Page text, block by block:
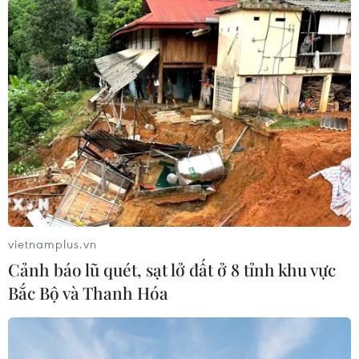
#Truy nã
#Tội phạm hình sự #Hình sự
#Công an
#Vụ án
#Phạm pháp #Pháp luật
#Pháp đình
#Xã hội
#An ninh xã hội #Chính trị
#VietnamPlus
Anh
Theo dõi VietnamPlus
TIN LIÊN QUAN
vietnamplus.vn
Cảnh báo lũ quét, sạt lở đất ở 8 tỉnh khu vực
Bắc Bộ và Thanh Hóa